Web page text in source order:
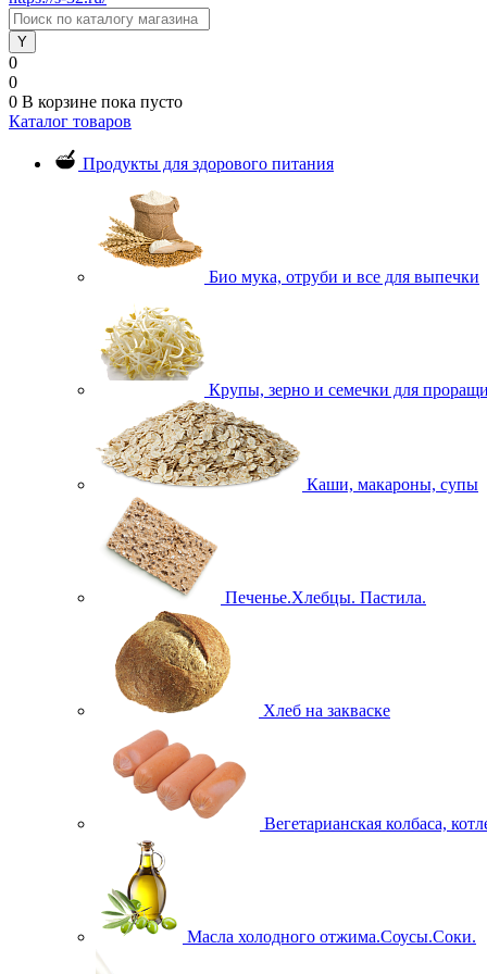
0
0
0 В корзине пока пусто
Каталог товаров
Продукты для здорового питания
Био мука, отруби и все для выпечки
Крупы, зерно и семечки для
Каши, макароны, супы
Печенье.Хлебцы. Пастила.
Хлеб на закваске
Вегетарианская колбаса,
Масла холодного отжима.Соусы.Соки.